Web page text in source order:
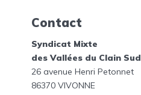
Contact
Syndicat Mixte
des Vallées du Clain Sud
26 avenue Henri Petonnet
86370 VIVONNE